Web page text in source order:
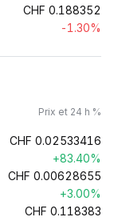
CHF 0.188352
-1.30%
Prix et 24 h %
CHF 0.02533416
+83.40%
CHF 0.00628655
+3.00%
CHF 0.118383